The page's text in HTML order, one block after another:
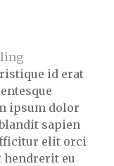
id erat
ipsum dolor
sapien
elit orci
hendrerit eu